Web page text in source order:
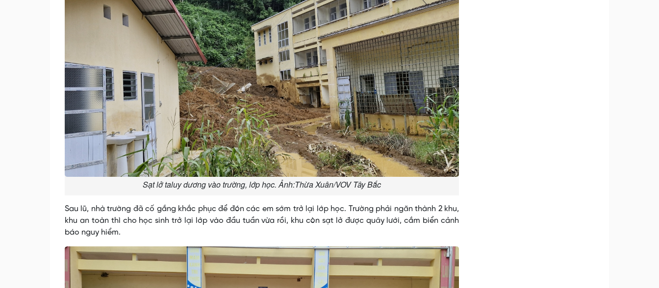
Sạt lở taluy dương vào trường, lớp học. Ảnh:Thừa Xuân/VOV Tây Bắc
Sau lũ, nhà trường đã cố gắng khắc phục để đón các em sớm trở lại lớp học. Trường phải ngăn thành 2 khu,
khu an toàn thì cho học sinh trở lại lớp vào đầu tuần vừa rồi, khu còn sạt lở được quây lưới, cắm biển cảnh
báo nguy hiểm.